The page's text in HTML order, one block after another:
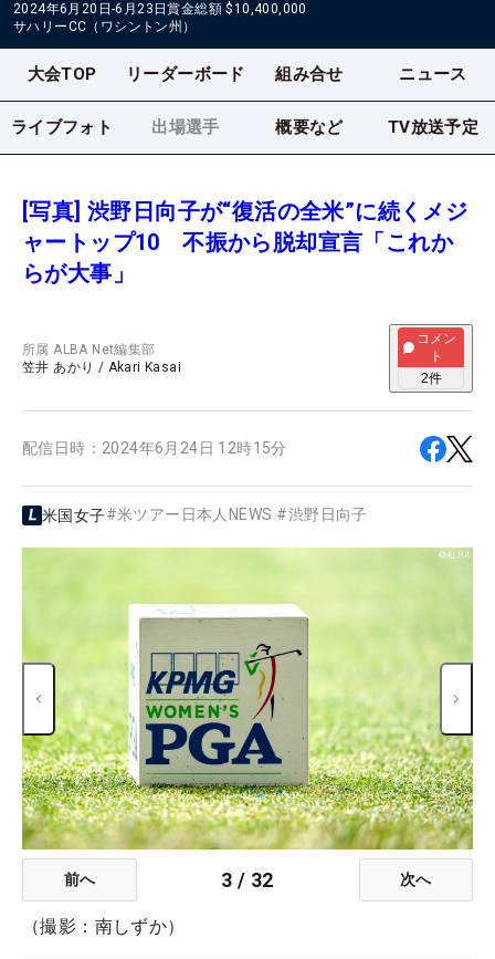
2024年6月20日-6月23日賞金総額 $10,400,000
サハリーCC（ワシントン州）
大会TOP リーダーボード 組み合せ ニュース
ライブフォト 出場選手 概要など TV放送予定
[写真] 渋野日向子が“復活の全米”に続くメジ
ャートップ10 不振から脱却宣言「これか
らが大事」
所属ALBA Net編集部
笠井 あかり / Akari Kasai
コメン
ト
2件
配信日時： 2024年6月24日 12時15分
米国女子#米ツアー日本人NEWS #渋野日向子
前へ 3 / 32 次へ
（撮影：南しずか）